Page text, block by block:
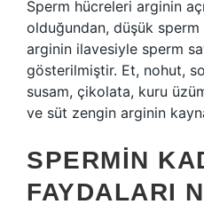
Sperm hücreleri arginin
olduğundan, düşük sperm
arginin ilavesiyle sperm
gösterilmiştir. Et, nohut,
susam, çikolata, kuru
ve süt zengin arginin
SPERMIN
FAYDALARI